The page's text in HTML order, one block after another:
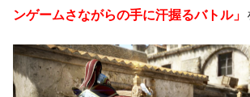
ンゲームさながらの手に汗握るバトル」